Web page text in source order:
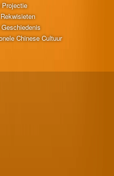
Projectie
Chinese Cultuur